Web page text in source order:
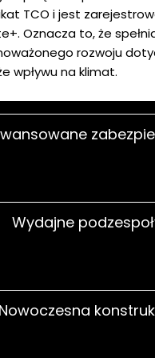
TCO i jest
Oznacza to, że
rozwoju
wpływu na klimat.
Wydajne
Nowoczesna